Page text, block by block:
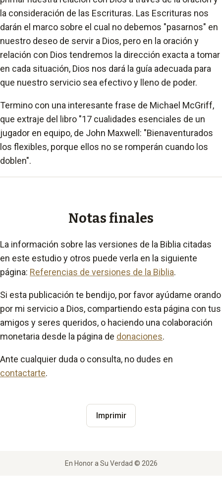
la consideración de las Escrituras. Las Escrituras nos
darán el marco sobre el cual no debemos "pasarnos" en
nuestro deseo de servir a Dios, pero en la oración y
relación con Dios tendremos la dirección exacta a tomar
en cada situación, Dios nos dará la guía adecuada para
que nuestro servicio sea efectivo y lleno de poder.
Termino con una interesante frase de Michael McGriff,
que extraje del libro "17 cualidades esenciales de un
jugador en equipo, de John Maxwell: "Bienaventurados
los flexibles, porque ellos no se romperán cuando los
doblen".
Notas finales
La información sobre las versiones de la Biblia citadas
en este estudio y otros puede verla en la siguiente
página: Referencias de versiones de la Biblia.
Si esta publicación te bendijo, por favor ayúdame orando
por mi servicio a Dios, compartiendo esta página con tus
amigos y seres queridos, o haciendo una colaboración
monetaria desde la página de donaciones.
Ante cualquier duda o consulta, no dudes en
contactarte.
Imprimir
En Honor a Su Verdad © 2026